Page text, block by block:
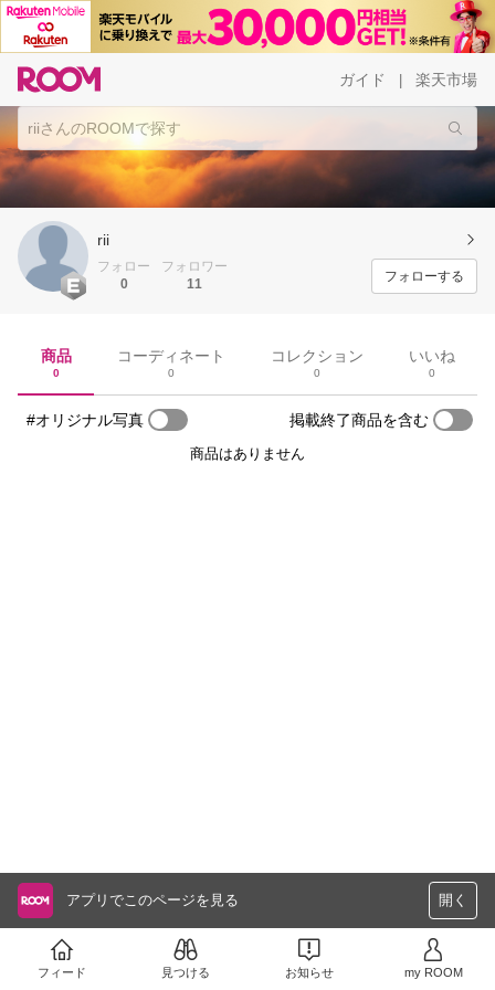
ガイド 楽天市場
rii
フォロー
0
フォロワー
11
フォローする
商品
0
コーディネート
0
コレクション
0
いいね
0
#オリジナル写真 掲載終了商品を含む
商品はありません
アプリでこのページを見る 開く
フィード 見つける お知らせ my ROOM